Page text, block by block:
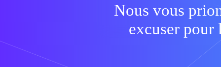
Nous vous
excuser pour